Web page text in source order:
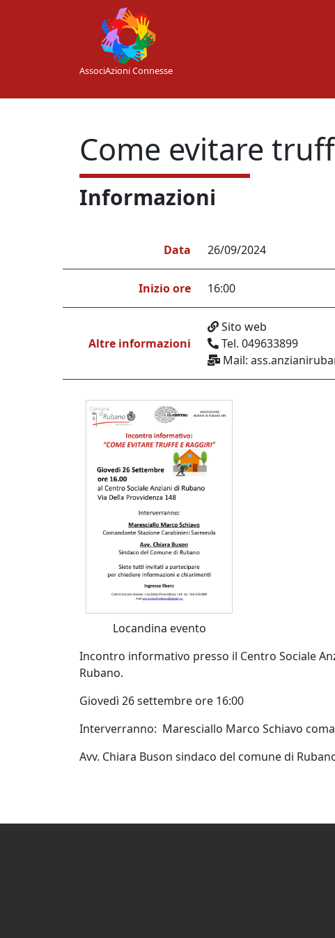
AssociAzioni Connesse
Come evitare
Informazioni
Data 26/09/2024
Inizio ore 16:00
Altre informazioni
Sito web
Tel. 049633899
Mail:
Locandina evento
Incontro informativo presso il Centro Sociale
Rubano.
Giovedì 26 settembre ore 16:00
Interverranno: Maresciallo Marco Schiavo
Avv. Chiara Buson sindaco del comune di